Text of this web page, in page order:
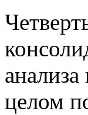
целом